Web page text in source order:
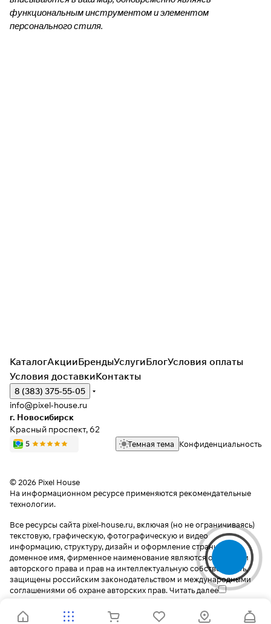
функциональным инструментом и элементом
персонального стиля.
КаталогАкцииБрендыУслугиБлогУсловия оплаты
Условия доставкиКонтакты
8 (383) 375-55-05
info@pixel-house.ru
г. Новосибирск
Красный проспект, 62
Темная тема Конфиденциальность
© 2026 Pixel House
На информационном ресурсе применяются рекомендательные
технологии.
Все ресурсы сайта pixel-house.ru, включая (но не ограничиваясь)
текстовую, графическую, фотографическую и видео
информацию, структуру, дизайн и оформление страниц,
доменное имя, фирменное наименование являются объектами
авторского права и прав на интеллектуальную собственность,
защищены российским законодательством и международными
соглашениями об охране авторских прав.Читать далее